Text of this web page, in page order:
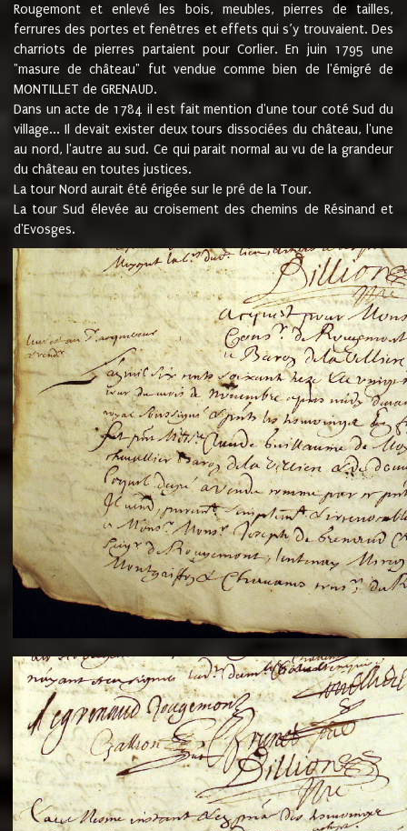
Rougemont et enlevé les bois, meubles, pierres de tailles,
ferrures des portes et fenêtres et effets qui s’y trouvaient. Des
charriots de pierres partaient pour Corlier. En juin 1795 une
"masure de château" fut vendue comme bien de l'émigré de
MONTILLET de GRENAUD.
Dans un acte de 1784 il est fait mention d'une tour coté Sud du
village... Il devait exister deux tours dissociées du château, l'une
au nord, l'autre au sud. Ce qui parait normal au vu de la grandeur
du château en toutes justices.
La tour Nord aurait été érigée sur le pré de la Tour.
La tour Sud élevée au croisement des chemins de Résinand et
d'Evosges.